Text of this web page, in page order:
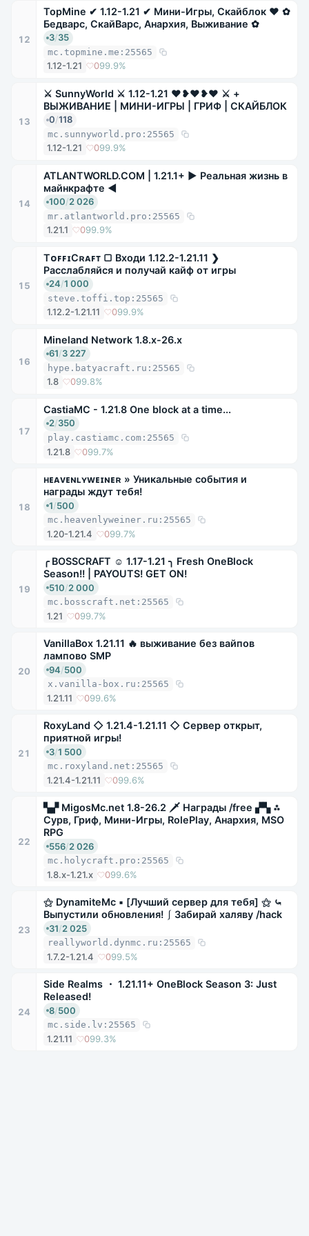
12
TopMine ✔ 1.12-1.21 ✔ Мини-Игры, Скайблок ❤ ✿
Бедварс, СкайВарс, Анархия, Выживание ✿
3/35
mc.topmine.me:25565
1.12-1.21 099.9%
13
⚔ SunnyWorld ⚔ 1.12-1.21 ❤❥❤❥❤ ⚔ +
ВЫЖИВАНИЕ | МИНИ-ИГРЫ | ГРИФ | СКАЙБЛОК
0/118
mc.sunnyworld.pro:25565
1.12-1.21 099.9%
14
ATLANTWORLD.COM | 1.21.1+ ► Реальная жизнь в
майнкрафте ◄
100/2 026
mr.atlantworld.pro:25565
1.21.1 099.9%
15
TᴏꜰꜰɪCʀᴀꜰᴛ ▢ Входи 1.12.2-1.21.11 ❯
Расслабляйся и получай кайф от игры
24/1 000
steve.toffi.top:25565
1.12.2-1.21.11 099.9%
16
Mineland Network 1.8.x-26.x
61/3 227
hype.batyacraft.ru:25565
1.8 099.8%
17
CastiaMC - 1.21.8 One block at a time...
2/350
play.castiamc.com:25565
1.21.8 099.7%
18
ʜᴇᴀᴠᴇɴʟʏᴡᴇɪɴᴇʀ » Уникальные события и
награды ждут тебя!
1/500
mc.heavenlyweiner.ru:25565
1.20-1.21.4 099.7%
19
╭ BOSSCRAFT ☺ 1.17-1.21 ╮ Fresh OneBlock
Season!! | PAYOUTS! GET ON!
510/2 000
mc.bosscraft.net:25565
1.21 099.7%
20
VanillaBox 1.21.11 🔥 выживание без вайпов
лампово SMP
94/500
x.vanilla-box.ru:25565
1.21.11 099.6%
21
RoxyLand ◇ 1.21.4-1.21.11 ◇ Сервер открыт,
приятной игры!
3/1 500
mc.roxyland.net:25565
1.21.4-1.21.11 099.6%
22
▚▞ MigosMc.net 1.8-26.2 🗡 Награды /free ▞▚ ⁂
Сурв, Гриф, Мини-Игры, RolePlay, Анархия, MSO
RPG
556/2 026
mc.holycraft.pro:25565
1.8.x-1.21.x 099.6%
23
⚝ DynamiteMc ▪ [Лучший сервер для тебя] ⚝ ⤿
Выпустили обновления! ⎰ Забирай халяву /hack
31/2 025
reallyworld.dynmc.ru:25565
1.7.2-1.21.4 099.5%
24
Side Realms ・ 1.21.11+ OneBlock Season 3: Just
Released!
8/500
mc.side.lv:25565
1.21.11 099.3%